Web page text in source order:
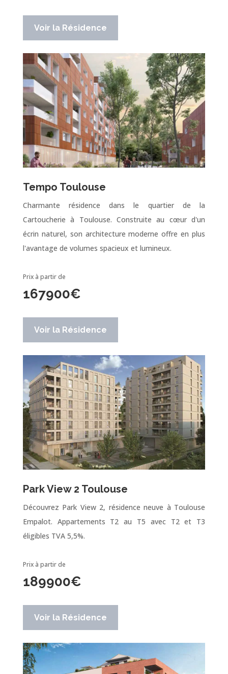
Voir la Résidence
Tempo Toulouse
Charmante résidence dans le quartier de la
Cartoucherie à Toulouse. Construite au cœur d'un
écrin naturel, son architecture moderne offre en plus
l'avantage de volumes spacieux et lumineux.
Prix à partir de
167900€
Voir la Résidence
Park View 2 Toulouse
Découvrez Park View 2, résidence neuve à Toulouse
Empalot. Appartements T2 au T5 avec T2 et T3
éligibles TVA 5,5%.
Prix à partir de
189900€
Voir la Résidence